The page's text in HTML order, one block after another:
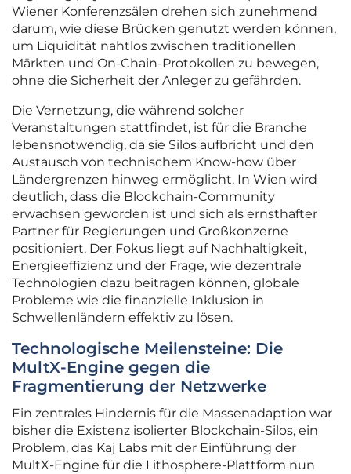
Wiener Konferenzsälen drehen sich zunehmend
darum, wie diese Brücken genutzt werden können,
um Liquidität nahtlos zwischen traditionellen
Märkten und On-Chain-Protokollen zu bewegen,
ohne die Sicherheit der Anleger zu gefährden.
Die Vernetzung, die während solcher
Veranstaltungen stattfindet, ist für die Branche
lebensnotwendig, da sie Silos aufbricht und den
Austausch von technischem Know-how über
Ländergrenzen hinweg ermöglicht. In Wien wird
deutlich, dass die Blockchain-Community
erwachsen geworden ist und sich als ernsthafter
Partner für Regierungen und Großkonzerne
positioniert. Der Fokus liegt auf Nachhaltigkeit,
Energieeffizienz und der Frage, wie dezentrale
Technologien dazu beitragen können, globale
Probleme wie die finanzielle Inklusion in
Schwellenländern effektiv zu lösen.
Technologische Meilensteine: Die
MultX-Engine gegen die
Fragmentierung der Netzwerke
Ein zentrales Hindernis für die Massenadaption war
bisher die Existenz isolierter Blockchain-Silos, ein
Problem, das Kaj Labs mit der Einführung der
MultX-Engine für die Lithosphere-Plattform nun